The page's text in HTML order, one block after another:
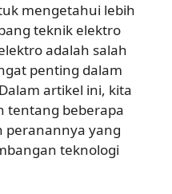
mengetahui lebih
teknik elektro
adalah salah
penting dalam
artikel ini, kita
tentang beberapa
peranannya yang
teknologi